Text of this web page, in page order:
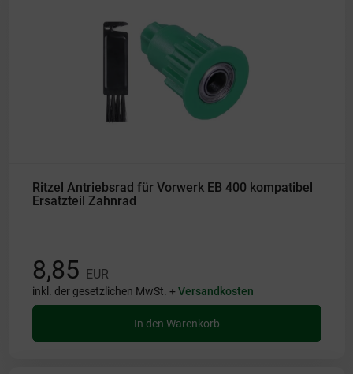
Ritzel Antriebsrad für Vorwerk EB 400 kompatibel
Ersatzteil Zahnrad
8,85 EUR
inkl. der gesetzlichen MwSt. +Versandkosten
In den Warenkorb